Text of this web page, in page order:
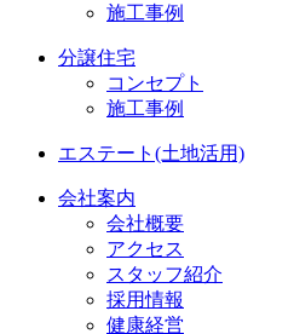
施工事例
分譲住宅
コンセプト
施工事例
エステート(土地活用)
会社案内
会社概要
アクセス
スタッフ紹介
採用情報
健康経営